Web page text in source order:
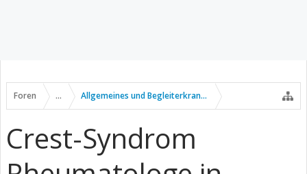
Foren ... Allgemeines und Begleiterkrankungen
Crest-Syndrom